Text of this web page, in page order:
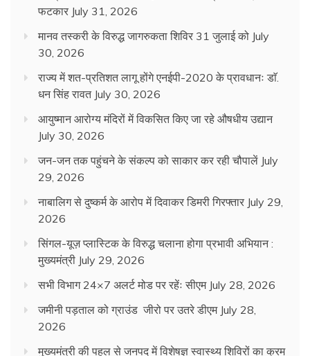
फटकार July 31, 2026
मानव तस्करी के विरुद्ध जागरुकता शिविर 31 जुलाई को July
30, 2026
राज्य में शत-प्रतिशत लागू होंगे एनईपी-2020 के प्रावधानः डाॅ.
धन सिंह रावत July 30, 2026
आयुष्मान आरोग्य मंदिरों में विकसित किए जा रहे औषधीय उद्यान
July 30, 2026
जन-जन तक पहुंचने के संकल्प को साकार कर रही चौपालें July
29, 2026
नाबालिग से दुष्कर्म के आरोप में दिवाकर डिमरी गिरफ्तार July 29,
2026
सिंगल-यूज़ प्लास्टिक के विरुद्ध चलाना होगा प्रभावी अभियान :
मुख्यमंत्री July 29, 2026
सभी विभाग 24×7 अलर्ट मोड पर रहेंः सीएम July 28, 2026
जमीनी पड़ताल को ग्राउंड जीरो पर उतरे डीएम July 28,
2026
मुख्यमंत्री की पहल से जनपद में विशेषज्ञ स्वास्थ्य शिविरों का क्रम